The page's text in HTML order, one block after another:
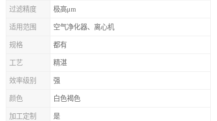
过滤精度 极高μm
适用范围 空气净化器、离心机
规格 都有
工艺 精湛
效率级别 强
颜色 白色褐色
加工定制 是